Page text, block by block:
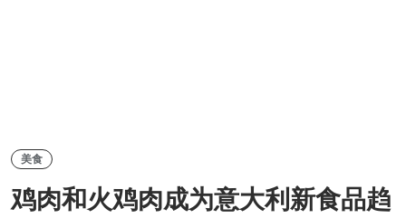
美食
鸡肉和火鸡肉成为意大利新食品趋